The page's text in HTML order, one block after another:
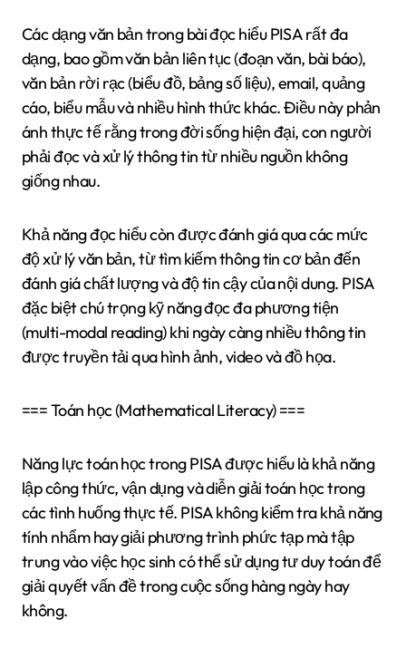
Các dạng văn bản trong bài đọc hiểu PISA rất đa
dạng, bao gồm văn bản liên tục (đoạn văn, bài báo),
văn bản rời rạc (biểu đồ, bảng số liệu), email, quảng
cáo, biểu mẫu và nhiều hình thức khác. Điều này phản
ánh thực tế rằng trong đời sống hiện đại, con người
phải đọc và xử lý thông tin từ nhiều nguồn không
giống nhau.
Khả năng đọc hiểu còn được đánh giá qua các mức
độ xử lý văn bản, từ tìm kiếm thông tin cơ bản đến
đánh giá chất lượng và độ tin cậy của nội dung. PISA
đặc biệt chú trọng kỹ năng đọc đa phương tiện
(multi-modal reading) khi ngày càng nhiều thông tin
được truyền tải qua hình ảnh, video và đồ họa.
=== Toán học (Mathematical Literacy) ===
Năng lực toán học trong PISA được hiểu là khả năng
lập công thức, vận dụng và diễn giải toán học trong
các tình huống thực tế. PISA không kiểm tra khả năng
tính nhẩm hay giải phương trình phức tạp mà tập
trung vào việc học sinh có thể sử dụng tư duy toán để
giải quyết vấn đề trong cuộc sống hàng ngày hay
không.